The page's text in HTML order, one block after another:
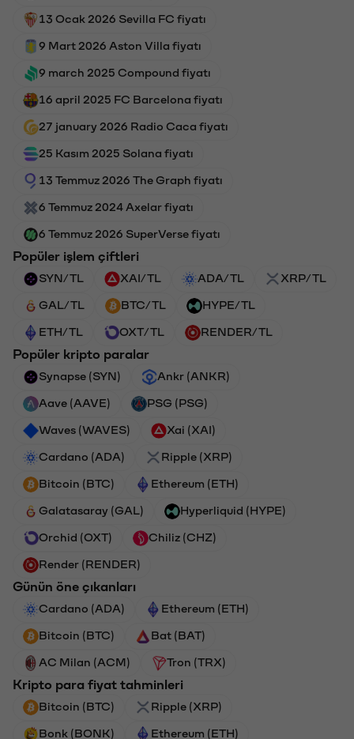
13 Ocak 2026 Sevilla FC fiyatı
9 Mart 2026 Aston Villa fiyatı
9 march 2025 Compound fiyatı
16 april 2025 FC Barcelona fiyatı
27 january 2026 Radio Caca fiyatı
25 Kasım 2025 Solana fiyatı
13 Temmuz 2026 The Graph fiyatı
6 Temmuz 2024 Axelar fiyatı
6 Temmuz 2026 SuperVerse fiyatı
Popüler işlem çiftleri
SYN/TL XAI/TL ADA/TL XRP/TL
GAL/TL BTC/TL HYPE/TL
ETH/TL OXT/TL RENDER/TL
Popüler kripto paralar
Synapse (SYN) Ankr (ANKR)
Aave (AAVE) PSG (PSG)
Waves (WAVES) Xai (XAI)
Cardano (ADA) Ripple (XRP)
Bitcoin (BTC) Ethereum (ETH)
Galatasaray (GAL) Hyperliquid (HYPE)
Orchid (OXT) Chiliz (CHZ)
Render (RENDER)
Günün öne çıkanları
Cardano (ADA) Ethereum (ETH)
Bitcoin (BTC) Bat (BAT)
AC Milan (ACM) Tron (TRX)
Kripto para fiyat tahminleri
Bitcoin (BTC) Ripple (XRP)
Bonk (BONK) Ethereum (ETH)